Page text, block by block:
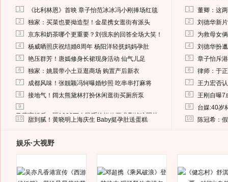
1 《比利林恩》首映 章子怡范冰冰冯小刚捧场红毯
2 独家：买菜也要拗造型！金星携女逛街有派头
3 京东和奶茶哪个更重要？刘强东的回答全场大笑！
4 杨威晒照庆祝结婚8周年 杨阳洋轻抚妈妈孕肚
5 艳压群芳！唐嫣修身长裙现身活动 仙气儿足
6 独家：姚晨带小土豆逛商场 购置产后新衣
7 成都风味！张靓颖冯轲曝婚纱照 吃串串打麻将
8 接地气！阔太熊黛林打扮休闲逛街买厕所泵
9
马蓉离婚后，砸1000万人民币给媒体要求删掉这照片
10 甜到腻！黄晓明上海庆生 Baby挺孕肚送蛋糕
1 董卿：这
2 刘德华新
3 为救母女
4 刘德华扮
5 章子怡斥
6 律师：于
7 王力宏否
8 王刚自曝7
9 台媒:40岁
10 陈冠希：
娱乐·大视野